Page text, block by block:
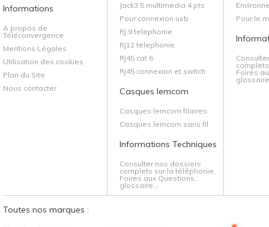
Informations
A propos de
Téléconvergence
Mentions Légales
Utilisation des cookies
Plan du Site
Nous contacter
Jack3.5 multimedia 4 pts
Pour connexion usb
Rj 9 telephonie
Rj12 telephonie
Rj45 cat 6
Rj45 connexion et switch
Casques lemcom
Casques lemcom filaires
Casques lemcom sans fil
Informations Techniques
Consulter nos dossiers
complets sur la téléphonie,
Foires aux Questions,
glossaire...
Pour le
Foires
Toutes nos marques :